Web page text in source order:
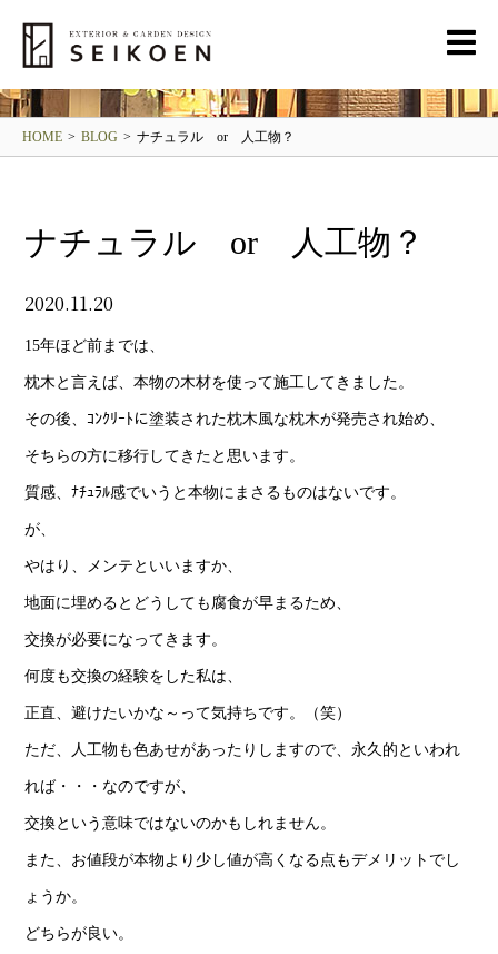
HOME > BLOG > ナチュラル or 人工物？
ナチュラル or 人工物？
2020.11.20
15年ほど前までは、
枕木と言えば、本物の木材を使って施工してきました。
その後、ｺﾝｸﾘｰﾄに塗装された枕木風な枕木が発売され始め、
そちらの方に移行してきたと思います。
質感、ﾅﾁｭﾗﾙ感でいうと本物にまさるものはないです。
が、
やはり、メンテといいますか、
地面に埋めるとどうしても腐食が早まるため、
交換が必要になってきます。
何度も交換の経験をした私は、
正直、避けたいかな～って気持ちです。（笑）
ただ、人工物も色あせがあったりしますので、永久的といわれ
れば・・・なのですが、
交換という意味ではないのかもしれません。
また、お値段が本物より少し値が高くなる点もデメリットでし
ょうか。
どちらが良い。